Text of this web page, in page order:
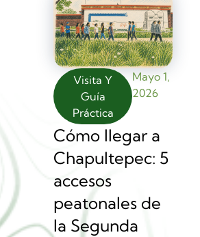
Visita Y
Guía
Práctica
Mayo 1,
2026
Cómo llegar a
Chapultepec: 5
accesos
peatonales de
la Segunda